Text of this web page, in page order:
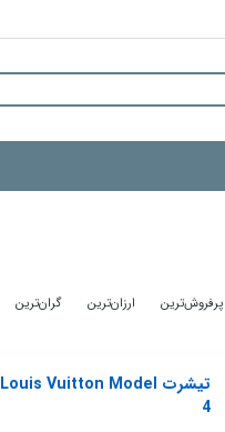
پرفروش‌ترین ارزان‌ترین گران‌ترین
تیشرت Louis Vuitton Model
4